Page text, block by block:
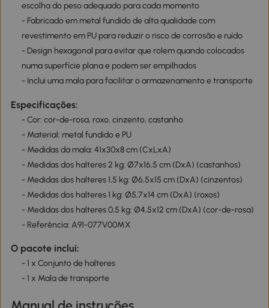
escolha do peso adequado para cada momento
- Fabricado em metal fundido de alta qualidade com
revestimento em PU para reduzir o risco de corrosão e ruído
- Design hexagonal para evitar que rolem quando colocados
numa superfície plana e podem ser empilhados
- Inclui uma mala para facilitar o armazenamento e transporte
Especificações:
- Cor: cor-de-rosa, roxo, cinzento, castanho
- Material: metal fundido e PU
- Medidas da mala: 41x30x8 cm (CxLxA)
- Medidas dos halteres 2 kg: Ø7x16,5 cm (DxA) (castanhos)
- Medidas dos halteres 1,5 kg: Ø6,5x15 cm (DxA) (cinzentos)
- Medidas dos halteres 1 kg: Ø5,7x14 cm (DxA) (roxos)
- Medidas dos halteres 0,5 kg: Ø4,5x12 cm (DxA) (cor-de-rosa)
- Referência: A91-077V00MX
O pacote inclui:
- 1 x Conjunto de halteres
- 1 x Mala de transporte